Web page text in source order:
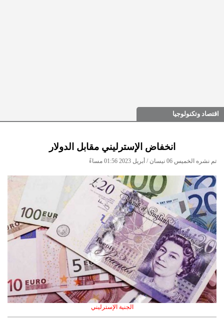
اقتصاد وتكنولوجيا
انخفاض الإسترليني مقابل الدولار
تم نشره الخميس 06 نيسان / أبريل 2023 01:56 مساءً
الجنية الإسترليني